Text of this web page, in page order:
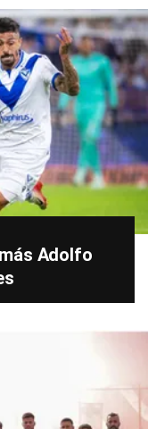
Adolfo